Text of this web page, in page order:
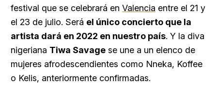
festival que se celebrará en Valencia entre el 21 y
el 23 de julio. Será el único concierto que la
artista dará en 2022 en nuestro país. Y la diva
nigeriana Tiwa Savage se une a un elenco de
mujeres afrodescendientes como Nneka, Koffee
o Kelis, anteriormente confirmadas.